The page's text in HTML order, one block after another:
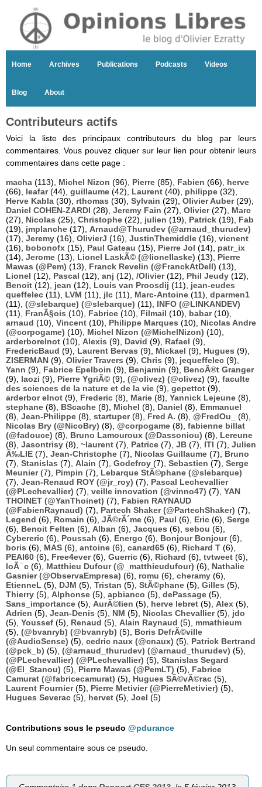
Home Archives Publications Podcasts Videos
Blog About
Contributeurs actifs
Voici la liste des principaux contributeurs du blog par leurs
commentaires. Vous pouvez cliquer sur leur lien pour obtenir leurs
commentaires dans cette page :
macha (113), Michel Nizon (96), Pierre (85), Fabien (66), herve
(66), leafar(44), guillaume (42), Laurent (40), philippe (32),
Herve Kabla (30), rthomas (30), Sylvain (29), Olivier Auber(29),
Daniel COHEN-ZARDI (28), Jeremy Fain (27), Olivier(27), Marc
(27), Nicolas (25), Christophe (22), julien (19), Patrick (19), Fab
(19), jmplanche (17), Arnaud@Thurudev (@arnaud_thurudev)
(17), Jeremy (16), OlivierJ (16), JustinThemiddle (16), vicnent
(16), bobonofx (15), Paul Gateau (15), Pierre Jol (14), patr_ix
(14), Jerome (13), Lionel LaskÃ© (@lionellaske) (13), Pierre
Mawas (@Pem) (13), Franck Revelin (@FranckAtDell) (13),
Lionel (12), Pascal (12), anj (12), /Olivier(12), Phil Jeudy (12),
Benoit (12), jean (12), Louis van Proosdij (11), jean-eudes
queffelec (11), LVM (11), jlc (11), Marc-Antoine (11), dparmen1
(11), (@slebarque) (@slebarque) (11), INFO (@LINKANDEV)
(11), FranÃ§ois (10), Fabrice (10), Filmail (10), babar(10),
arnaud (10), Vincent (10), Philippe Marques (10), Nicolas Andre
(@corpogame) (10), Michel Nizon (@MichelNizon) (10),
arderborelnot (10), Alexis (9), David (9), Rafael (9),
FredericBaud (9), Laurent Bervas (9), Mickael (9), Hugues (9),
ZISERMAN (9), Olivier Travers (9), Chris (9), jequeffelec (9),
Yann (9), Fabrice Epelboin (9), Benjamin (9), BenoÃ®t Granger
(9), laozi (9), Pierre YgriÃ© (9), (@olivez) (@olivez) (9), faculte
des sciences de la nature et de la vie (9), gepettot (9),
arderbor elnot (9), Frederic (8), Marie (8), Yannick Lejeune (8),
stephane (8), BScache (8), Michel (8), Daniel (8), Emmanuel
(8), Jean-Philippe (8), startuper(8), Fred A. (8), @FredOu_
(8),
Nicolas Bry (@NicoBry) (8), @corpogame (8), fabienne billat
(@fadouce) (8), Bruno Lamouroux (@Dassoniou) (8), Lereune
(8), Jasontrisy (8), ~laurent (7), Patrice (7), JB (7), ITI (7), Julien
Ã‰LIE (7), Jean-Christophe (7), Nicolas Guillaume (7), Bruno
(7), Stanislas (7), Alain (7), Godefroy (7), Sebastien (7), Serge
Meunier(7), Pimpin (7), Lebarque StÃ©phane (@slebarque)
(7), Jean-Renaud ROY (@jr_roy) (7), Pascal Lechevallier
(@PLechevallier) (7), veille innovation (@vinno47) (7), YAN
THOINET (@YanThoinet) (7), Fabien RAYNAUD
(@FabienRaynaud) (7), Partech Shaker (@PartechShaker) (7),
Legend (6), Romain (6), JÃ©rÃ´me (6), Paul (6), Eric (6), Serge
(6), Benoit Felten (6), Alban (6), Jacques (6), sebou (6),
Cybereric (6), Poussah (6), Energo (6), Bonjour Bonjour(6),
boris (6), MAS (6), antoine (6), canard65 (6), Richard T (6),
PEAI60 (6), Free4ever(6), Guerric (6), Richard (6), tvtweet (6),
loÃ¯c (6), Matthieu Dufour (@_matthieudufour) (6), Nathalie
Gasnier (@ObservaEmpresa) (6), romu (6), cheramy (6),
EtienneL (5), DJM (5), Tristan (5), StÃ©phane (5), Gilles (5),
Thierry (5), Alphonse (5), apbianco (5), dePassage (5),
Sans_importance (5), AurÃ©lien (5), herve lebret (5), Alex (5),
Adrien (5), Jean-Denis (5), NM (5), Nicolas Chevallier(5), jdo
(5), Youssef (5), Renaud (5), Alain Raynaud (5), mmathieum
(5), (@bvanryb) (@bvanryb) (5), Boris DefrÃ©ville
(@AudioSense) (5), cedric naux (@cnaux) (5), Patrick Bertrand
(@pck_b) (5), (@arnaud_thurudev) (@arnaud_thurudev) (5),
(@PLechevallier) (@PLechevallier) (5), Stanislas Segard
(@El_Stanou) (5), Pierre Mawas (@PemLT) (5), Fabrice
Camurat (@fabricecamurat) (5), Hugues SÃ©vÃ©rac (5),
Laurent Fournier(5), Pierre Metivier (@PierreMetivier) (5),
Hugues Severac (5), hervet (5), Joel (5)
Contributions sous le pseudo @pdurance
Un seul commentaire sous ce pseudo.